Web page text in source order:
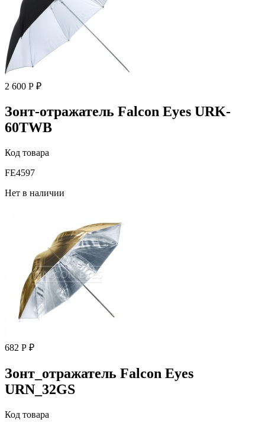
2 600 Р ₽
Зонт-отражатель Falcon Eyes URK-
60TWB
Код товара
FE4597
Нет в наличии
682 Р ₽
Зонт_отражатель Falcon Eyes
URN_32GS
Код товара